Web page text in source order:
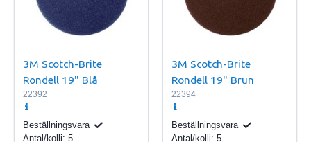
3M Scotch-Brite
Rondell 19" Blå
22392
Beställningsvara
Antal/kolli: 5
3M Scotch-Brite
Rondell 19" Brun
22394
Beställningsvara
Antal/kolli: 5